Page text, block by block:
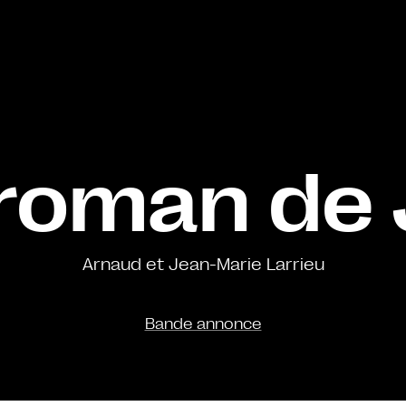
de
Arnaud et Jean-Marie Larrieu
Bande annonce